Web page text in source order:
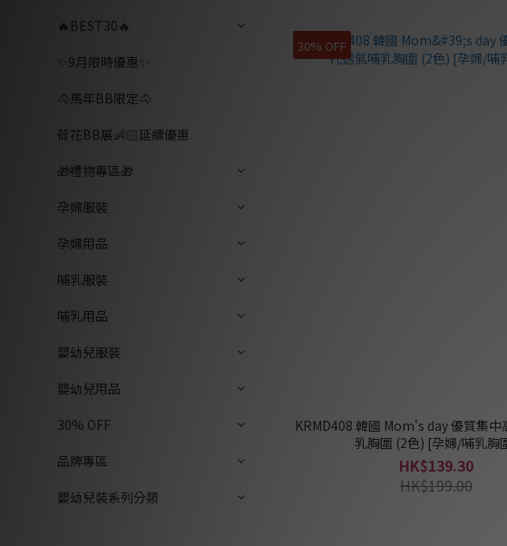
🔥BEST30🔥
✨9月限時優惠✨
🐴馬年BB限定🐴
荷花BB展👶🏻延續優惠
🎁禮物專區🎁
孕婦服裝
孕婦用品
哺乳服裝
哺乳用品
嬰幼兒服裝
嬰幼兒用品
30% OFF
品牌專區
嬰幼兒裝系列分類
30% OFF
KRMD408 韓國 Mom's day 優質集中
乳胸圍 (2色) [孕婦/哺乳胸
HK$139.30
HK$199.00